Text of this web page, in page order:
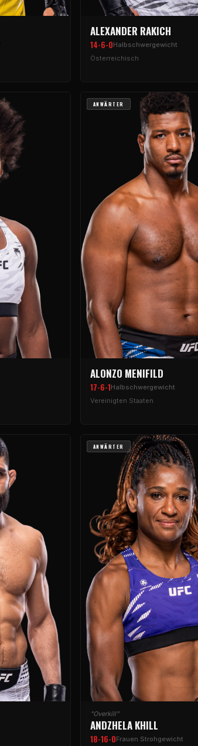
ALEXANDER RAKICH
14-6-0Halbschwergewicht
Österreichisch
ANWÄRTER
ALONZO MENIFILD
17-6-1Halbschwergewicht
Vereinigten Staaten
ANWÄRTER
"Overkill"
ANDZHELA KHILL
18-16-0Frauen Strohgewicht